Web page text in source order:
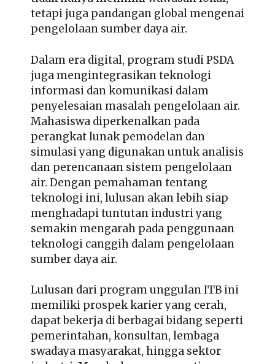
tetapi juga pandangan global mengenai
pengelolaan sumber daya air.
Dalam era digital, program studi PSDA
juga mengintegrasikan teknologi
informasi dan komunikasi dalam
penyelesaian masalah pengelolaan air.
Mahasiswa diperkenalkan pada
perangkat lunak pemodelan dan
simulasi yang digunakan untuk analisis
dan perencanaan sistem pengelolaan
air. Dengan pemahaman tentang
teknologi ini, lulusan akan lebih siap
menghadapi tuntutan industri yang
semakin mengarah pada penggunaan
teknologi canggih dalam pengelolaan
sumber daya air.
Lulusan dari program unggulan ITB ini
memiliki prospek karier yang cerah,
dapat bekerja di berbagai bidang seperti
pemerintahan, konsultan, lembaga
swadaya masyarakat, hingga sektor